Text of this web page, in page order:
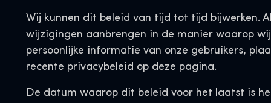
Wij kunnen dit beleid van tijd tot tijd bijwerken.
wijzigingen aanbrengen in de manier waarop
persoonlijke informatie van onze gebruikers,
recente privacybeleid op deze pagina.
De datum waarop dit beleid voor het laatst is